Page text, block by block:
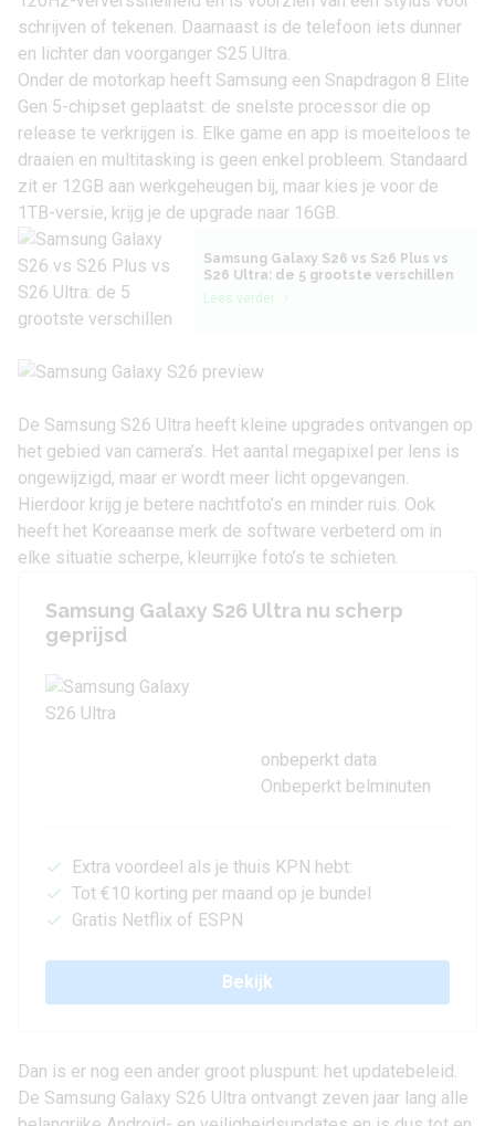
schrijven of tekenen. Daarnaast is de telefoon iets dunner
en lichter dan voorganger S25 Ultra.
Onder de motorkap heeft Samsung een Snapdragon 8 Elite
Gen 5-chipset geplaatst: de snelste processor die op
release te verkrijgen is. Elke game en app is moeiteloos te
draaien en multitasking is geen enkel probleem. Standaard
zit er 12GB aan werkgeheugen bij, maar kies je voor de
1TB-versie, krijg je de upgrade naar 16GB.
Samsung Galaxy S26 vs S26 Plus vs
S26 Ultra: de 5 grootste verschillen
Lees verder
De Samsung S26 Ultra heeft kleine upgrades ontvangen op
het gebied van camera’s. Het aantal megapixel per lens is
ongewijzigd, maar er wordt meer licht opgevangen.
Hierdoor krijg je betere nachtfoto’s en minder ruis. Ook
heeft het Koreaanse merk de software verbeterd om in
elke situatie scherpe, kleurrijke foto’s te schieten.
Samsung Galaxy S26 Ultra nu scherp
geprijsd
onbeperkt data
Onbeperkt belminuten
Extra voordeel als je thuis KPN hebt:
Tot €10 korting per maand op je bundel
Gratis Netflix of ESPN
Bekijk
Dan is er nog een ander groot pluspunt: het updatebeleid.
De Samsung Galaxy S26 Ultra ontvangt zeven jaar lang alle